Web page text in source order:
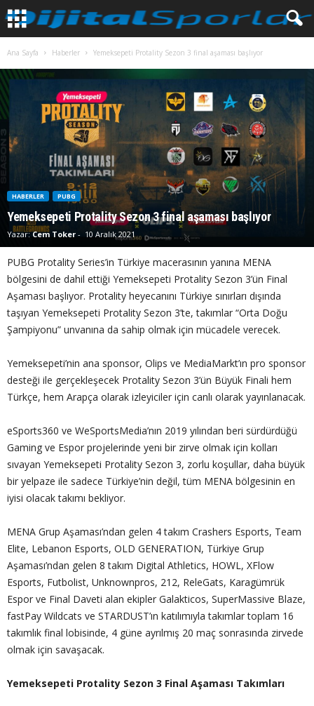
Ana Sayfa Haberler Yemeksepeti Protality Sezon 3 final aşaması başlıyor
HABERLER PUBG
Yemeksepeti Protality Sezon 3 final aşaması başlıyor
Yazar: Cem Toker - 10 Aralık 2021
PUBG Protality Series’in Türkiye macerasının yanına MENA
bölgesini de dahil ettiği Yemeksepeti Protality Sezon 3’ün Final
Aşaması başlıyor. Protality heyecanını Türkiye sınırları dışında
taşıyan Yemeksepeti Protality Sezon 3’te, takımlar “Orta Doğu
Şampiyonu” unvanına da sahip olmak için mücadele verecek.
Yemeksepeti’nin ana sponsor, Olips ve MediaMarkt’ın pro sponsor
desteği ile gerçekleşecek Protality Sezon 3’ün Büyük Finali hem
Türkçe, hem Arapça olarak izleyiciler için canlı olarak yayınlanacak.
eSports360 ve WeSportsMedia’nın 2019 yılından beri sürdürdüğü
Gaming ve Espor projelerinde yeni bir zirve olmak için kolları
sıvayan Yemeksepeti Protality Sezon 3, zorlu koşullar, daha büyük
bir yelpaze ile sadece Türkiye’nin değil, tüm MENA bölgesinin en
iyisi olacak takımı bekliyor.
MENA Grup Aşaması’ndan gelen 4 takım Crashers Esports, Team
Elite, Lebanon Esports, OLD GENERATION, Türkiye Grup
Aşaması’ndan gelen 8 takım Digital Athletics, HOWL, XFlow
Esports, Futbolist, Unknownpros, 212, ReleGats, Karagümrük
Espor ve Final Daveti alan ekipler Galakticos, SuperMassive Blaze,
fastPay Wildcats ve STARDUST’ın katılımıyla takımlar toplam 16
takımlık final lobisinde, 4 güne ayrılmış 20 maç sonrasında zirvede
olmak için savaşacak.
Yemeksepeti Protality Sezon 3 Final Aşaması Takımları